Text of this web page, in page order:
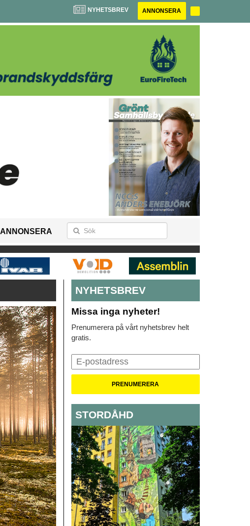
NYHETSBREV ANNONSERA
ANNONSERA
NYHETSBREV
Missa inga nyheter!
Prenumerera på vårt nyhetsbrev helt
gratis.
STORDÅHD